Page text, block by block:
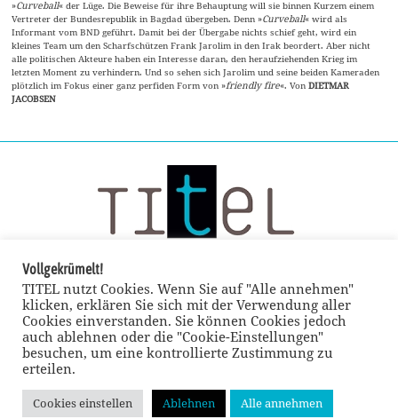
»Curveball« der Lüge. Die Beweise für ihre Behauptung will sie binnen Kurzem einem
Vertreter der Bundesrepublik in Bagdad übergeben. Denn »Curveball« wird als
Informant vom BND geführt. Damit bei der Übergabe nichts schief geht, wird ein
kleines Team um den Scharfschützen Frank Jarolim in den Irak beordert. Aber nicht
alle politischen Akteure haben ein Interesse daran, den heraufziehenden Krieg im
letzten Moment zu verhindern. Und so sehen sich Jarolim und seine beiden Kameraden
plötzlich im Fokus einer ganz perfiden Form von »friendly fire«. VonDIETMAR
JACOBSEN
© TITEL kulturmagazin 2022
Vollgekrümelt!
TITEL nutzt Cookies. Wenn Sie auf "Alle annehmen"
klicken, erklären Sie sich mit der Verwendung aller
Cookies einverstanden. Sie können Cookies jedoch
auch ablehnen oder die "Cookie-Einstellungen"
besuchen, um eine kontrollierte Zustimmung zu
erteilen.
Cookies einstellen Ablehnen Alle annehmen